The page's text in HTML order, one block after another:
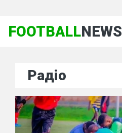
FOOTBALLNEWS
Радіо